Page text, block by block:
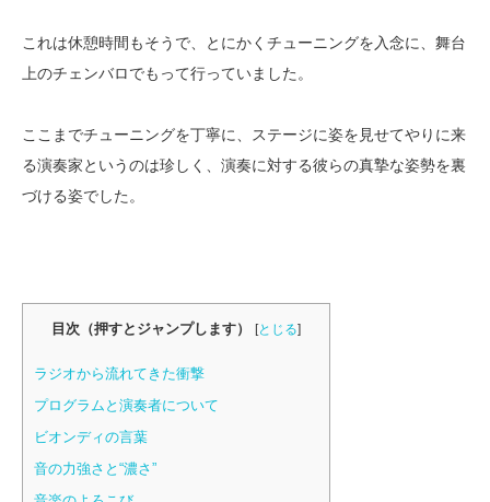
これは休憩時間もそうで、とにかくチューニングを入念に、舞台
上のチェンバロでもって行っていました。
ここまでチューニングを丁寧に、ステージに姿を見せてやりに来
る演奏家というのは珍しく、演奏に対する彼らの真摯な姿勢を裏
づける姿でした。
目次（押すとジャンプします） [とじる]
ラジオから流れてきた衝撃
プログラムと演奏者について
ビオンディの言葉
音の力強さと“濃さ”